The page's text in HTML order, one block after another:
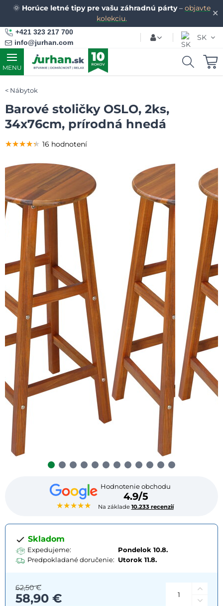
✕
🌞 Horúce letné tipy pre vašu záhradnú párty– objavte
kolekciu.
+421 323 217 700
info@jurhan.com
SK
MENU
Nábytok
Barové stoličky OSLO, 2ks,
34x76cm, prírodná hnedá
★★★★★
Hodnotenie obchodu
4.9/5
Na základe 10.233 recenzií
★★★★★
★★★★★
★★★★★ 16 hodnotení
Skladom
Expedujeme:
Pondelok 10.8.
Predpokladané doručenie: Utorok 11.8.
58,90 €
62,50 €